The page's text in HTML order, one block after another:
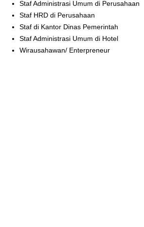
Staf Administrasi Umum di Perusahaan
Staf HRD di Perusahaan
Staf di Kantor Dinas Pemerintah
Staf Administrasi Umum di Hotel
Wirausahawan/ Enterpreneur